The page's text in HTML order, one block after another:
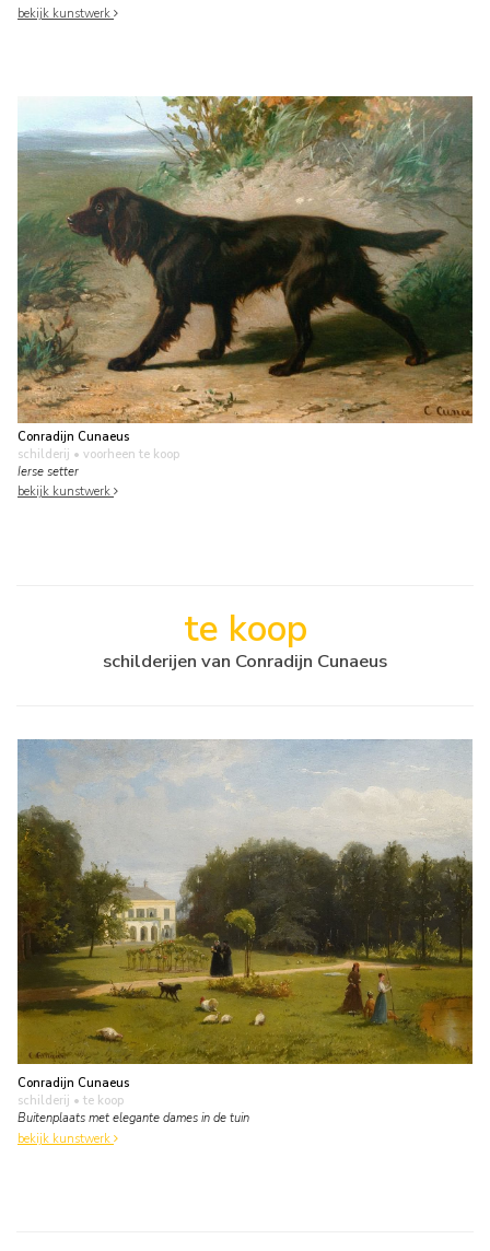
bekijk kunstwerk
Conradijn Cunaeus
schilderij • voorheen te koop
Ierse setter
bekijk kunstwerk
te koop
schilderijen van Conradijn Cunaeus
Conradijn Cunaeus
schilderij • te koop
Buitenplaats met elegante dames in de tuin
bekijk kunstwerk